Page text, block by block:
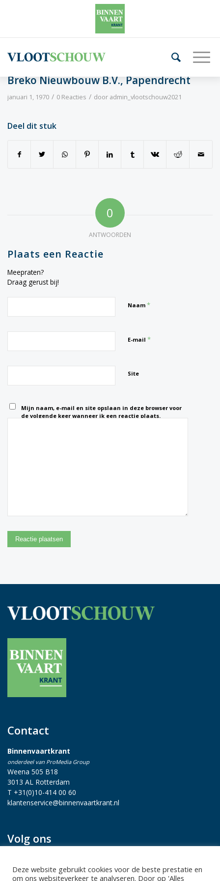
Breko Nieuwbouw B.V., Papendrecht
januari 1, 1970 / 0 Reacties / door admin_vlootschouw2021
Deel dit stuk
0
ANTWOORDEN
Plaats een Reactie
Meepraten?
Draag gerust bij!
Naam *
E-mail *
Site
Mijn naam, e-mail en site opslaan in deze browser voor
de volgende keer wanneer ik een reactie plaats.
Contact
Binnenvaartkrant
onderdeel van ProMedia Group
Weena 505 B18
3013 AL Rotterdam
T +31(0)10-414 00 60
klantenservice@binnenvaartkrant.nl
Volg ons
Deze website gebruikt cookies voor de beste prestatie en
om ons websiteverkeer te analyseren. Door op 'Alles